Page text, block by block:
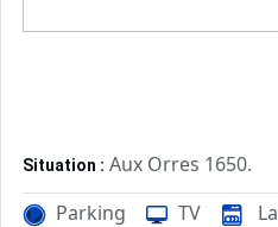
Situation : Aux Orres 1650.
Appartement de particulier :
Parking TV